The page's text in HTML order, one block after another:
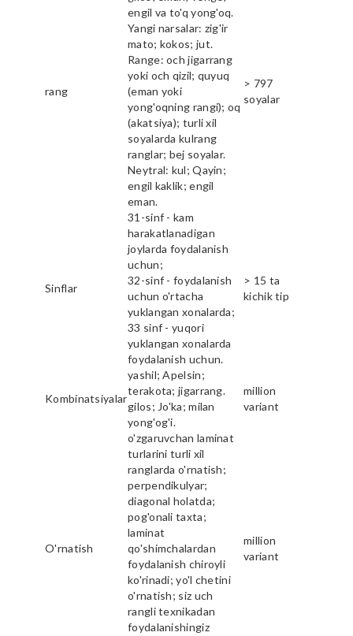
rang
engil va to'q yong'oq.
Yangi narsalar: zig'ir
mato; kokos; jut.
Range: och jigarrang
yoki och qizil; quyuq
(eman yoki
yong'oqning rangi); oq
(akatsiya); turli xil
soyalarda kulrang
ranglar; bej soyalar.
Neytral: kul; Qayin;
engil kaklik; engil
eman.
> 797
soyalar
Sinflar
31-sinf - kam
harakatlanadigan
joylarda foydalanish
uchun;
32-sinf - foydalanish
uchun o'rtacha
yuklangan xonalarda;
33 sinf - yuqori
yuklangan xonalarda
foydalanish uchun.
> 15 ta
kichik tip
Kombinatsiyalar
yashil; Apelsin;
terakota; jigarrang.
gilos; Jo'ka; milan
yong'og'i.
million
variant
O'rnatish
o'zgaruvchan laminat
turlarini turli xil
ranglarda o'rnatish;
perpendikulyar;
diagonal holatda;
pog'onali taxta;
laminat
qo'shimchalardan
foydalanish chiroyli
ko'rinadi; yo'l chetini
o'rnatish; siz uch
rangli texnikadan
foydalanishingiz
million
variant